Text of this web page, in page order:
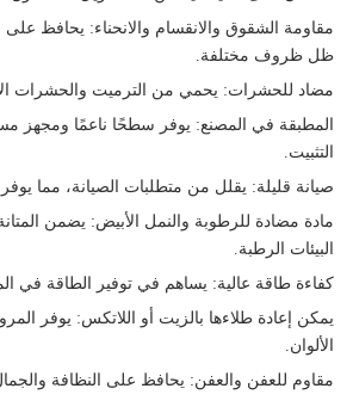
مقاومة الشقوق والانقسام والانحناء: يحافظ على
ظل ظروف مختلفة.
مضاد للحشرات: يحمي من الترميت والحشرات
المطبقة في المصنع: يوفر سطحًا ناعمًا ومجهز
التثبيت.
صيانة قليلة: يقلل من متطلبات الصيانة، مما يوفر
مادة مضادة للرطوبة والنمل الأبيض : يضمن
البيئات الرطبة.
كفاءة طاقة عالية: يساهم في توفير الطاقة في
يمكن إعادة طلاءها بالزيت أو اللاتكس : يوفر
الألوان.
مقاوم للعفن والعفن: يحافظ على النظافة والجمال